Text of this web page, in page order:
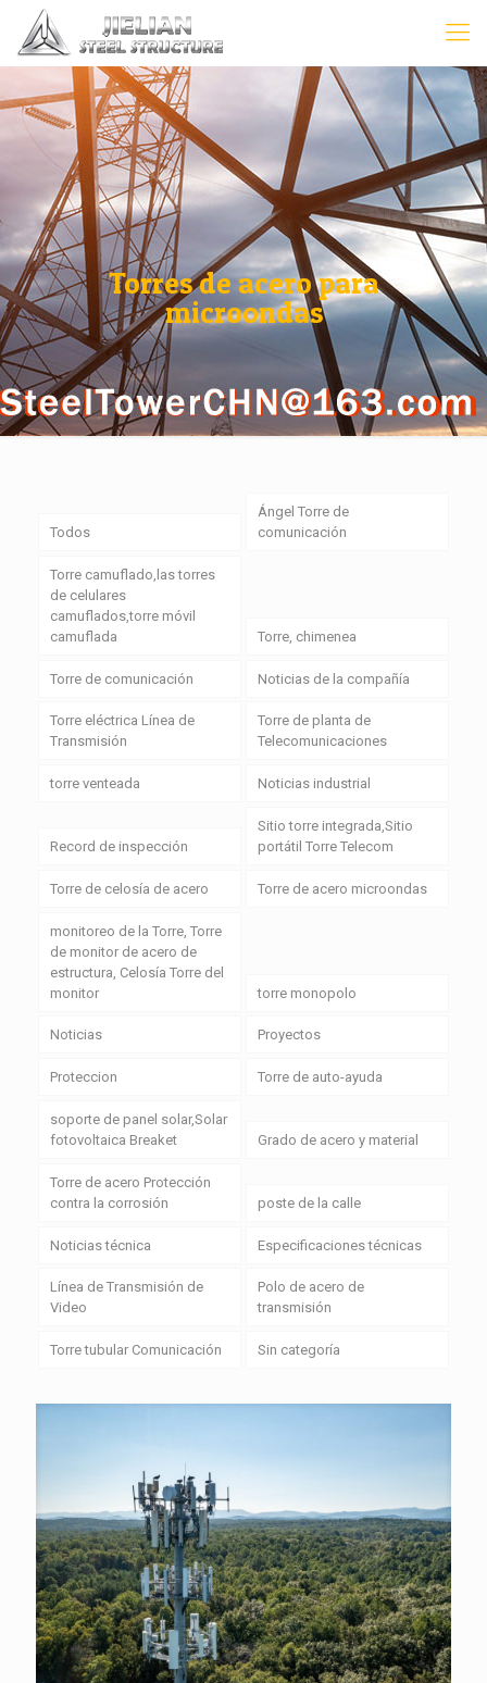
Torres de acero para
microondas
Todos
Ángel Torre de
comunicación
Torre camuflado,las torres
de celulares
camuflados,torre móvil
camuflada
Torre, chimenea
Torre de comunicación Noticias de la compañía
Torre eléctrica Línea de
Transmisión
Torre de planta de
Telecomunicaciones
torre venteada Noticias industrial
Record de inspección
Sitio torre integrada,Sitio
portátil Torre Telecom
Torre de celosía de acero Torre de acero microondas
monitoreo de la Torre, Torre
de monitor de acero de
estructura, Celosía Torre del
monitor
torre monopolo
Noticias Proyectos
Proteccion Torre de auto-ayuda
soporte de panel solar,Solar
fotovoltaica Breaket
Grado de acero y material
Torre de acero Protección
contra la corrosión
poste de la calle
Noticias técnica Especificaciones técnicas
Línea de Transmisión de
Video
Polo de acero de
transmisión
Torre tubular Comunicación Sin categoría